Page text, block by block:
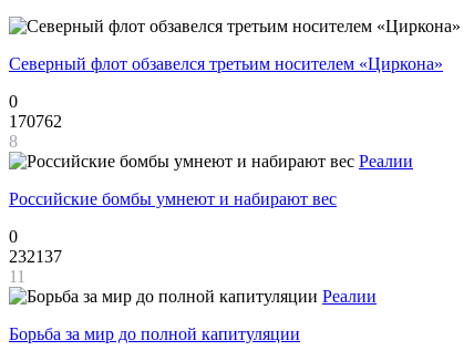
Северный флот обзавелся третьим носителем «Циркона»
0
170762
8
Реалии
Российские бомбы умнеют и набирают вес
0
232137
11
Реалии
Борьба за мир до полной капитуляции